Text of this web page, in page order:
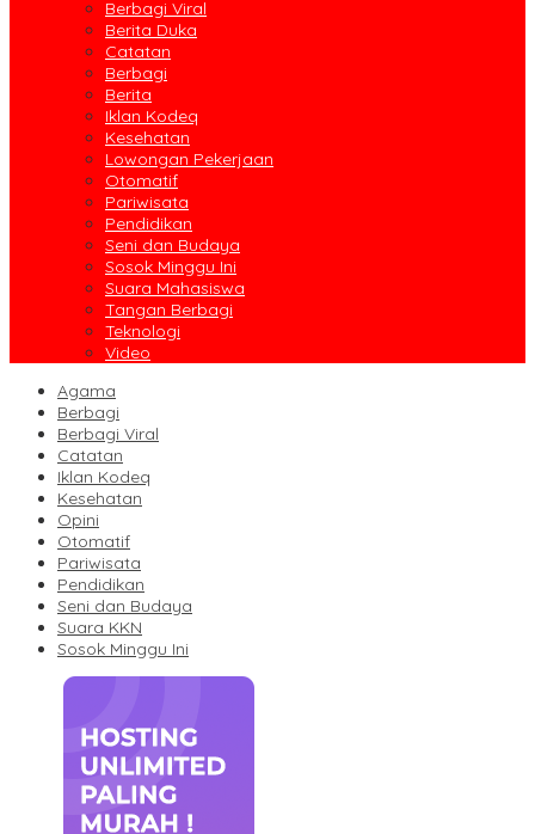
Berbagi Viral
Berita Duka
Catatan
Berbagi
Berita
Iklan Kodeq
Kesehatan
Lowongan Pekerjaan
Otomatif
Pariwisata
Pendidikan
Seni dan Budaya
Sosok Minggu Ini
Suara Mahasiswa
Tangan Berbagi
Teknologi
Video
Agama
Berbagi
Berbagi Viral
Catatan
Iklan Kodeq
Kesehatan
Opini
Otomatif
Pariwisata
Pendidikan
Seni dan Budaya
Suara KKN
Sosok Minggu Ini